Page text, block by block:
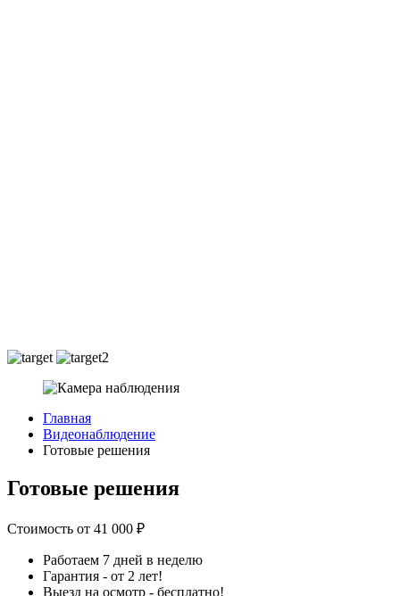
Главная
Видеонаблюдение
Готовые решения
Готовые решения
Стоимость от 41 000 ₽
Работаем 7 дней в неделю
Гарантия - от 2 лет!
Выезд на осмотр - бесплатно!